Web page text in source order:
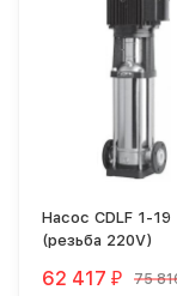
Насос CDLF 1-19
(резьба 220V)
62 417 ₽ 75